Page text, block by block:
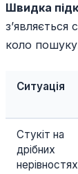
Швидка
коло
Ситуація
Стукіт на
дрібних
нерівностях